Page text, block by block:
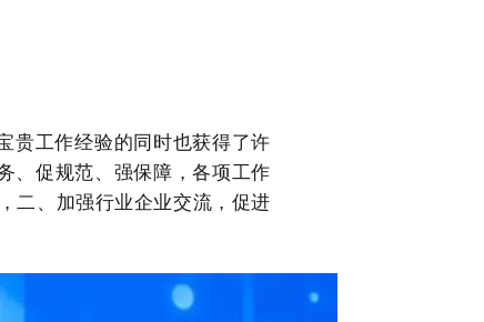
贵工作经验的同时也获得了许
、促规范、强保障，各项工作
二、加强行业企业交流，促进